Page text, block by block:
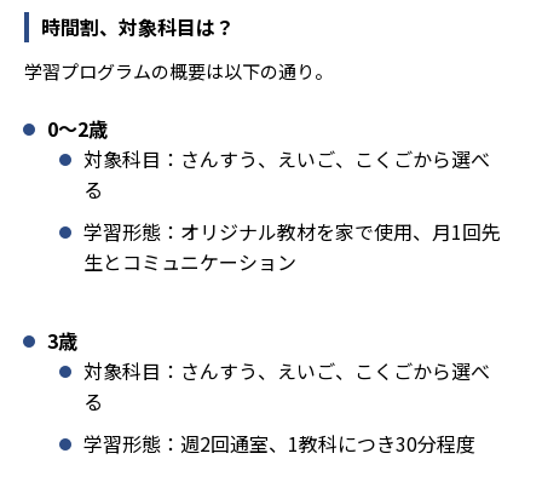
時間割、対象科目は？
学習プログラムの概要は以下の通り。
0〜2歳
対象科目：さんすう、えいご、こくごから選べ
る
学習形態：オリジナル教材を家で使用、月1回先
生とコミュニケーション
3歳
対象科目：さんすう、えいご、こくごから選べ
る
学習形態：週2回通室、1教科につき30分程度